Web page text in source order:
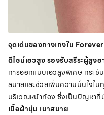
จุดเด่นของกางเกงใน
ดีไซน์เอวสูง รองรับสรีระผู้สูงอ
การออกแบบเอวสูงพิเศษ กระชั
สบายและช่วยเพิ่มความมั่นใจใ
บริเวณหน้าท้อง ซึ่งเป็นปัญหาที่
เนื้อผ้านุ่ม เบาสบาย